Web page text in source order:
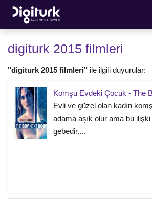
digiturk 2015 filmleri
"digiturk 2015 filmleri" ile ilgili duyurular:
Komşu Evdeki Çocuk - The
Evli ve güzel olan kadın
adama aşık olur ama bu
gebedir....